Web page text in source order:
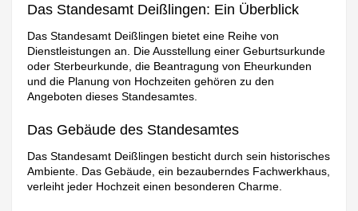
Das Standesamt Deißlingen: Ein Überblick
Das Standesamt Deißlingen bietet eine Reihe von
Dienstleistungen an. Die Ausstellung einer Geburtsurkunde
oder Sterbeurkunde, die Beantragung von Eheurkunden
und die Planung von Hochzeiten gehören zu den
Angeboten dieses Standesamtes.
Das Gebäude des Standesamtes
Das Standesamt Deißlingen besticht durch sein historisches
Ambiente. Das Gebäude, ein bezauberndes Fachwerkhaus,
verleiht jeder Hochzeit einen besonderen Charme.